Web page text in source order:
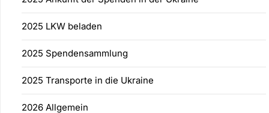
2025 LKW beladen
2025 Spendensammlung
2025 Transporte in die Ukraine
2026 Allgemein